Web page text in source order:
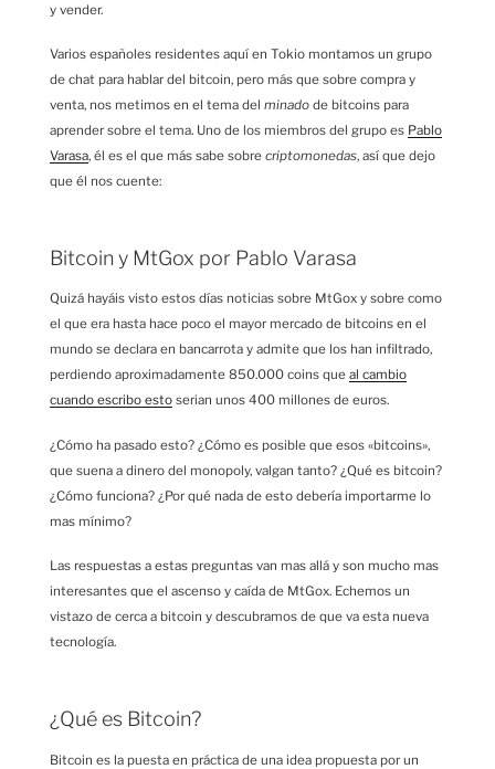
y vender.
Varios españoles residentes aquí en Tokio montamos un grupo
de chat para hablar del bitcoin, pero más que sobre compra y
venta, nos metimos en el tema del minado de bitcoins para
aprender sobre el tema. Uno de los miembros del grupo es Pablo
Varasa, él es el que más sabe sobre criptomonedas, así que dejo
que él nos cuente:
Bitcoin y MtGox por Pablo Varasa
Quizá hayáis visto estos días noticias sobre MtGox y sobre como
el que era hasta hace poco el mayor mercado de bitcoins en el
mundo se declara en bancarrota y admite que los han infiltrado,
perdiendo aproximadamente 850.000 coins que al cambio
cuando escribo esto serian unos 400 millones de euros.
¿Cómo ha pasado esto? ¿Cómo es posible que esos «bitcoins»,
que suena a dinero del monopoly, valgan tanto? ¿Qué es bitcoin?
¿Cómo funciona? ¿Por qué nada de esto debería importarme lo
mas mínimo?
Las respuestas a estas preguntas van mas allá y son mucho mas
interesantes que el ascenso y caída de MtGox. Echemos un
vistazo de cerca a bitcoin y descubramos de que va esta nueva
tecnología.
¿Qué es Bitcoin?
Bitcoin es la puesta en práctica de una idea propuesta por un